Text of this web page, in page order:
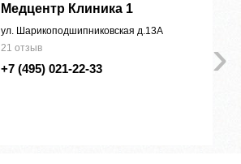
›
Медцентр Клиника 1
ул. Шарикоподшипниковская д.13А
21 отзыв
+7 (495) 021-22-33